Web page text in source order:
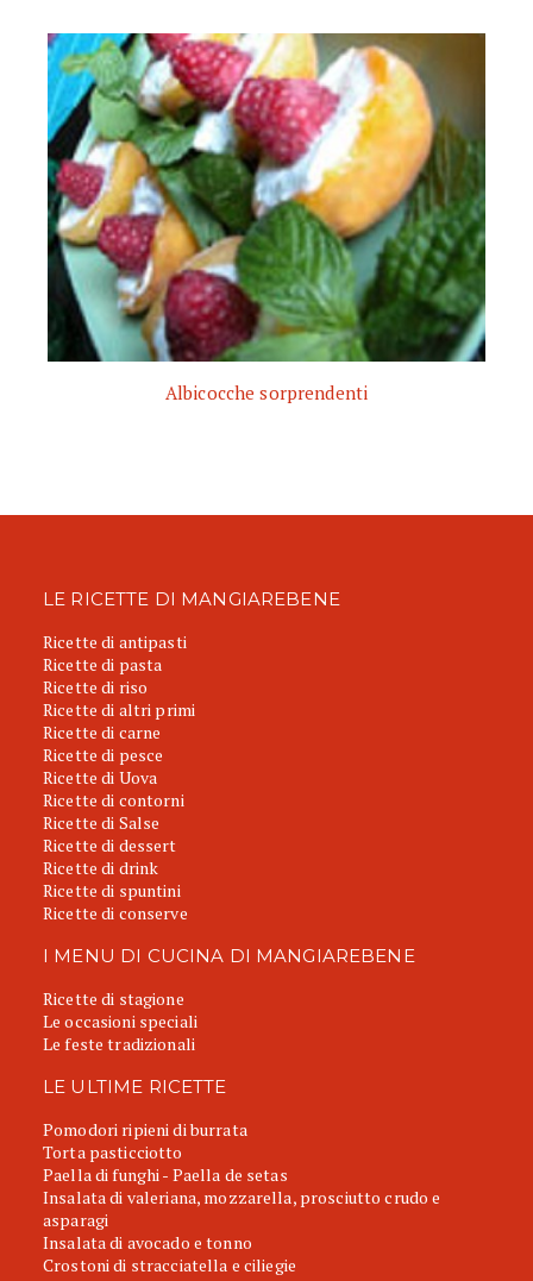
Albicocche sorprendenti
LE RICETTE DI MANGIAREBENE
Ricette di antipasti
Ricette di pasta
Ricette di riso
Ricette di altri primi
Ricette di carne
Ricette di pesce
Ricette di Uova
Ricette di contorni
Ricette di Salse
Ricette di dessert
Ricette di drink
Ricette di spuntini
Ricette di conserve
I MENU DI CUCINA DI MANGIAREBENE
Ricette di stagione
Le occasioni speciali
Le feste tradizionali
LE ULTIME RICETTE
Pomodori ripieni di burrata
Torta pasticciotto
Paella di funghi - Paella de setas
Insalata di valeriana, mozzarella, prosciutto crudo e
asparagi
Insalata di avocado e tonno
Crostoni di stracciatella e ciliegie